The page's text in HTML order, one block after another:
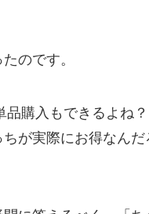
のです。
品購入もできるよね
が実際にお得なんだ